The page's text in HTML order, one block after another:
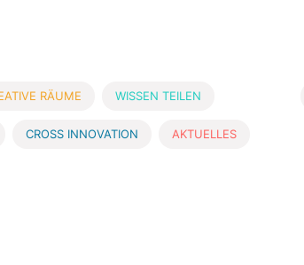
RÄUME WISSEN TEILEN
CROSS INNOVATION AKTUELLES